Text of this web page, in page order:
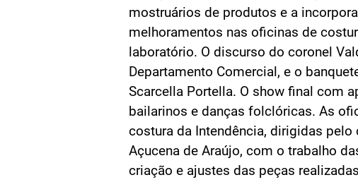
mostruários de produtos e a
melhoramentos nas oficinas de
laboratório. O discurso do coronel
Departamento Comercial, e o
Scarcella Portella. O show final com
bailarinos e danças folclóricas. As
costura da Intendência, dirigidas pelo
Açucena de Araújo, com o trabalho
criação e ajustes das peças